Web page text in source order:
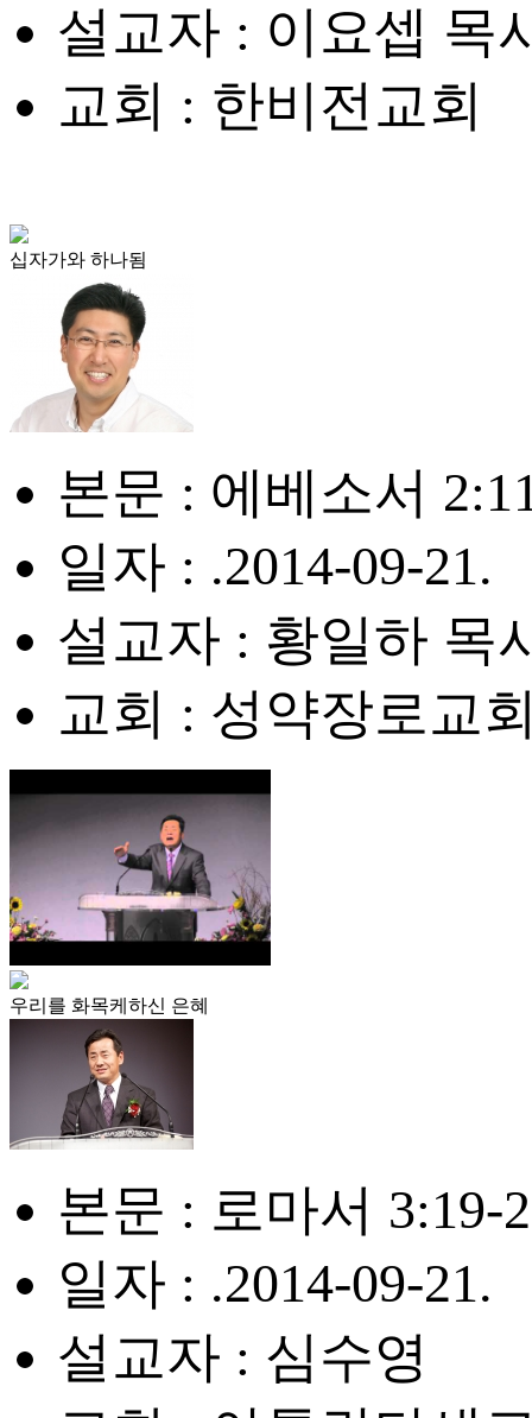
설교자 : 이요셉 목
교회 : 한비전교회
십자가와 하나됨
본문 : 에베소서
일자 : .2014-09-21.
설교자 : 황일하 목
교회 : 성약장로교
우리를 화목케하신 은혜
본문 : 로마서 3:19-
일자 : .2014-09-21.
설교자 : 심수영